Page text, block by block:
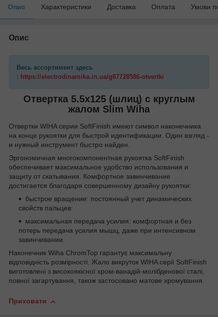
Опис Характеристики Доставка Оплата Умови
Опис
Весь ассортимент здесь
: https://electrodinamika.in.ua/g87728586-otvertki
Отвертка 5.5х125 (шлиц) с круглым
жалом Slim Wiha
Отвертки WIHA серии SoftFinish имеют символ наконечника
на конце рукоятки для быстрой идентификации. Один взгляд -
и нужный инструмент быстро найден.
Эргономичная многокомпонентная рукоятка SoftFinish
обеспечивает максимальное удобство использования и
защиту от скатывания. Комфортное завинчивание
достигается благодаря совершенному дизайну рукоятки:
быстрое вращение: постоянный учет динамических
свойств пальцев:
максимальная передача усилия: комфортная и без
потерь передача усилия мышц, даже при интенсивном
завинчивании.
Наконечник Wiha ChromTop гарантує максимальну
відповідність розмірності. Жало викруток WIHA серії SoftFinish
виготовлені з високоякісної хром-ванадій-молібденової сталі,
повної загартування, також застосовано матове хромування.
Приховати